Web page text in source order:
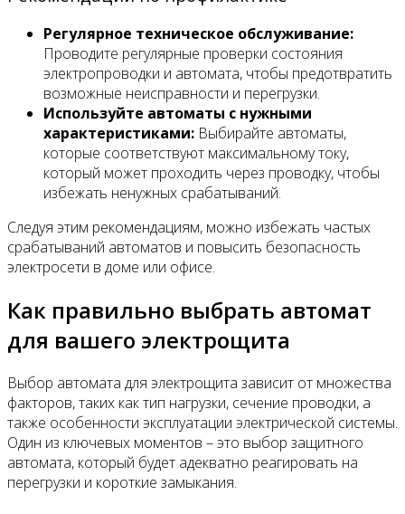
Регулярное техническое обслуживание:
Проводите регулярные проверки состояния
электропроводки и автомата, чтобы предотвратить
возможные неисправности и перегрузки.
Используйте автоматы с нужными
характеристиками: Выбирайте автоматы,
которые соответствуют максимальному току,
который может проходить через проводку, чтобы
избежать ненужных срабатываний.
Следуя этим рекомендациям, можно избежать частых
срабатываний автоматов и повысить безопасность
электросети в доме или офисе.
Как правильно выбрать автомат
для вашего электрощита
Выбор автомата для электрощита зависит от множества
факторов, таких как тип нагрузки, сечение проводки, а
также особенности эксплуатации электрической системы.
Один из ключевых моментов – это выбор защитного
автомата, который будет адекватно реагировать на
перегрузки и короткие замыкания.